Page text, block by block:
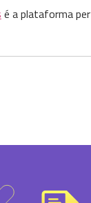
é a plataforma